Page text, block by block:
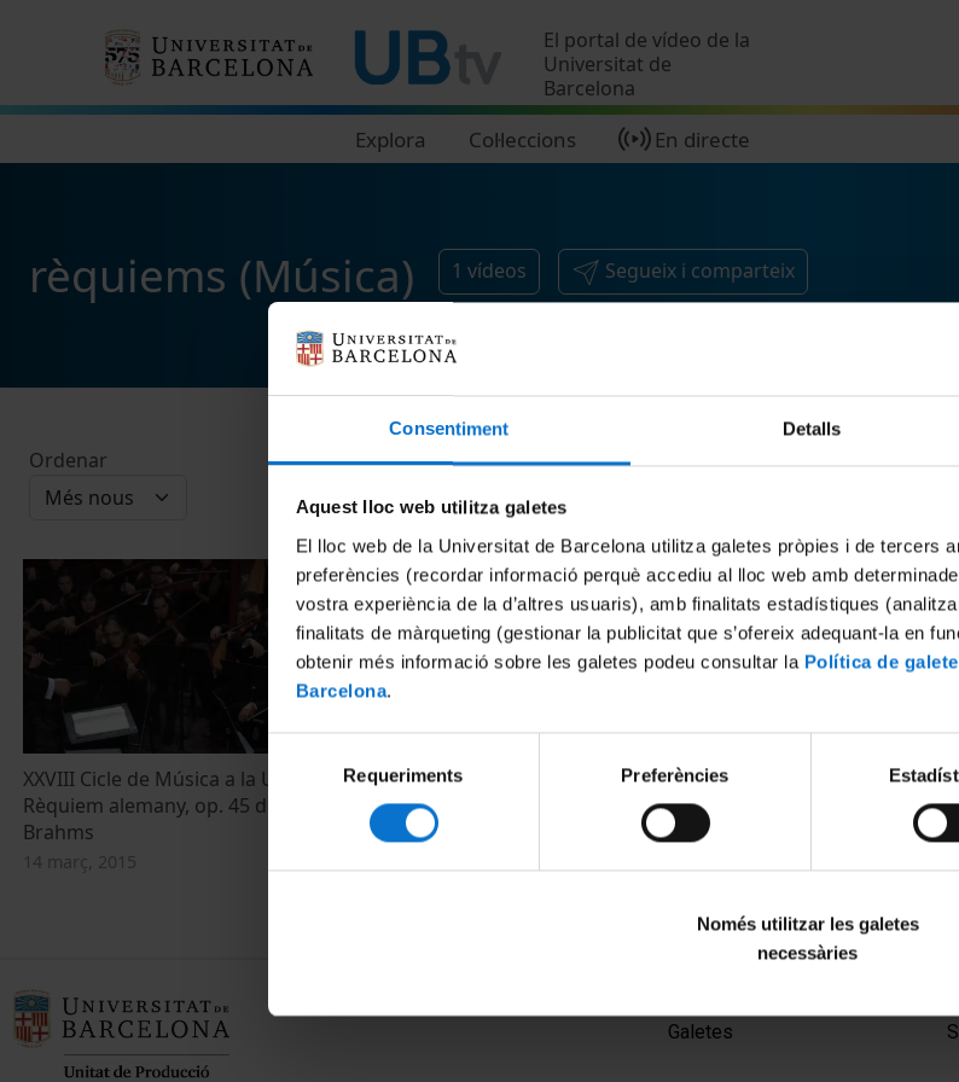
Consentiment Detalls
Aquest lloc web utilitza galetes
El lloc web de la Universitat de Barcelona utilitza galetes pròpies i de tercers
preferències (recordar informació perquè accediu al lloc web amb
vostra experiència de la d’altres usuaris), amb finalitats estadístiques
finalitats de màrqueting (gestionar la publicitat que s’ofereix adequant-la en
obtenir més informació sobre les galetes podeu consultar la Política de
Barcelona.
consentiment
Requeriments Preferències
Només utilitzar les galetes
necessàries
El portal de vídeo de la
Universitat de
Barcelona
Explora Col·leccions En directe
rèquiems (Música) 1 vídeos Segueix i comparteix
Ordenar
XXVIII Cicle de Música a la Universitat.
Rèquiem alemany, op. 45 de Johannes
Brahms
14 març, 2015
Galetes